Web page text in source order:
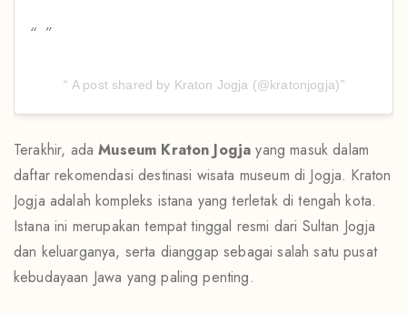
A post shared by Kraton Jogja (@kratonjogja)
Terakhir, adaMuseum Kraton Jogja yang masuk dalam
daftar rekomendasi destinasi wisata museum di Jogja. Kraton
Jogja adalah kompleks istana yang terletak di tengah kota.
Istana ini merupakan tempat tinggal resmi dari Sultan Jogja
dan keluarganya, serta dianggap sebagai salah satu pusat
kebudayaan Jawa yang paling penting.